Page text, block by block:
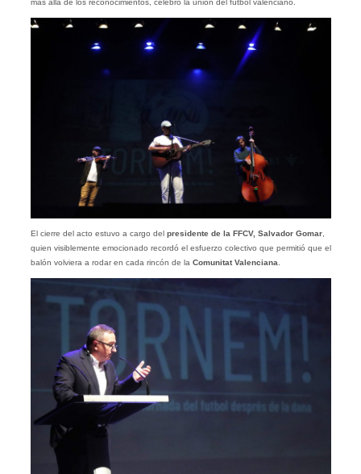
más allá de los reconocimientos, celebró la unión del fútbol valenciano.
El cierre del acto estuvo a cargo del presidente de la FFCV, Salvador Gomar,
quien visiblemente emocionado recordó el esfuerzo colectivo que permitió que el
balón volviera a rodar en cada rincón de la Comunitat Valenciana